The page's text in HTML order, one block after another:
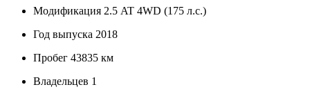
Модификация 2.5 AT 4WD (175 л.с.)
Год выпуска 2018
Пробег 43835 км
Владельцев 1